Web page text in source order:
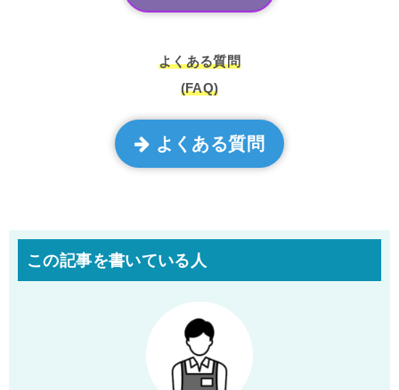
よくある質問
(FAQ)
よくある質問
この記事を書いている人